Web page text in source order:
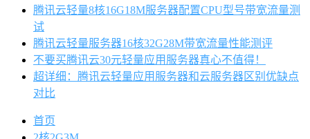
腾讯云轻量8核16G18M服务器配置CPU型号带宽流量测
试
腾讯云轻量服务器16核32G28M带宽流量性能测评
不要买腾讯云30元轻量应用服务器真心不值得！
超详细：腾讯云轻量应用服务器和云服务器区别优缺点
对比
首页